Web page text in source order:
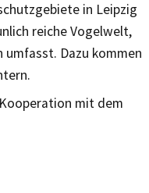
in Leipzig
reiche Vogelwelt,
Dazu kommen
mit dem